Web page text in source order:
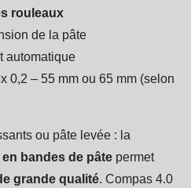
rouleaux
de la pâte
automatique
0,2 – 55 mm ou 65 mm (selon
ou pâte levée : la
bandes de pâte permet
grande qualité. Compas 4.0